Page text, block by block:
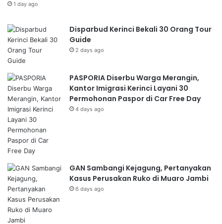
1 day ago
Disparbud Kerinci Bekali 30 Orang Tour
Guide
2 days ago
PASPORIA Diserbu Warga Merangin,
Kantor Imigrasi Kerinci Layani 30
Permohonan Paspor di Car Free Day
4 days ago
GAN Sambangi Kejagung, Pertanyakan
Kasus Perusakan Ruko di Muaro Jambi
6 days ago